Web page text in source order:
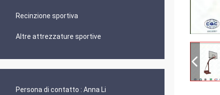
Recinzione sportiva
Altre attrezzature sportive
Persona di contatto : Anna Li